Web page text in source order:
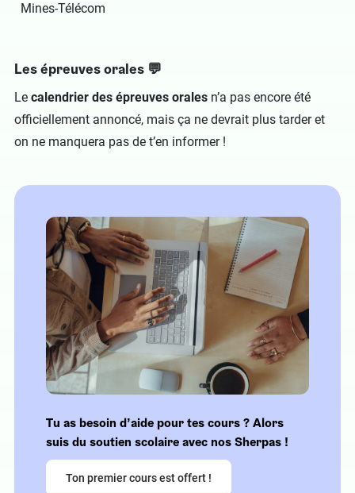
Mines-Télécom
Les épreuves orales 💬
Le calendrier des épreuves orales n’a pas encore été
officiellement annoncé, mais ça ne devrait plus tarder et
on ne manquera pas de t’en informer !
Tu as besoin d’aide pour tes cours ? Alors
suis du soutien scolaire avec nos Sherpas !
Ton premier cours est offert !